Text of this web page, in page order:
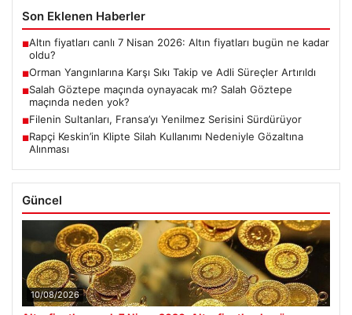
Son Eklenen Haberler
■Altın fiyatları canlı 7 Nisan 2026: Altın fiyatları bugün ne kadar
oldu?
■Orman Yangınlarına Karşı Sıkı Takip ve Adli Süreçler Artırıldı
■Salah Göztepe maçında oynayacak mı? Salah Göztepe
maçında neden yok?
■Filenin Sultanları, Fransa’yı Yenilmez Serisini Sürdürüyor
■Rapçi Keskin’in Klipte Silah Kullanımı Nedeniyle Gözaltına
Alınması
Güncel
10/08/2026